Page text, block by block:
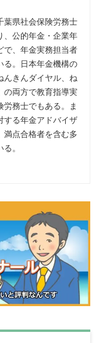
葉県社会保険労務士
、公的年金・企業年
で、年金実務担当者
る。日本年金機構の
んきんダイヤル、ね
の両方で教育指導実
務士でもある。ま
する年金アドバイザ
満点合格者を含む多
。